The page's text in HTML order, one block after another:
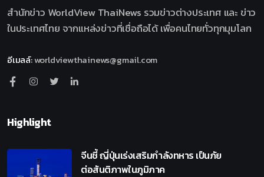
สำนักข่าว WorldView ThaiNews รวมข่าวต่างประเทศ และ ข่าว
ในประเทศไทย จากแหล่งข่าวที่เชื่อถือได้ เพื่อคนไทยทั่วทุกมุมโลก
อีเมลล์:worldviewthainews@gmail.com
Highlight
จีนชี้ ญี่ปุ่นเร่งเสริมกำลังทหาร เป็นภัย
ต่อสันติภาพในภูมิภาค